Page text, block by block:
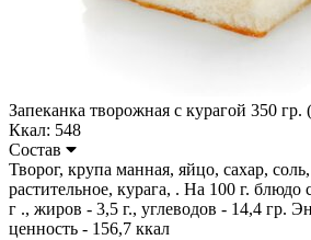
Запеканка творожная с курагой 350 гр.
Ккал: 548
Состав
Творог, крупа манная, яйцо, сахар,
растительное, курага, . На 100 г. блюдо
г ., жиров - 3,5 г., углеводов - 14,4 гр.
ценность - 156,7 ккал